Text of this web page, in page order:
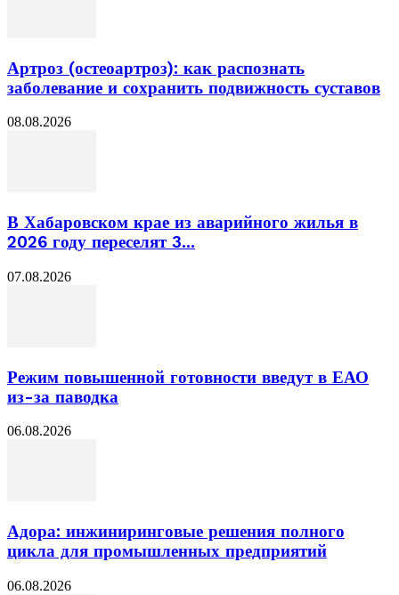
Артроз (остеоартроз): как распознать
заболевание и сохранить подвижность суставов
08.08.2026
В Хабаровском крае из аварийного жилья в
2026 году переселят 3...
07.08.2026
Режим повышенной готовности введут в ЕАО
из-за паводка
06.08.2026
Адора: инжиниринговые решения полного
цикла для промышленных предприятий
06.08.2026